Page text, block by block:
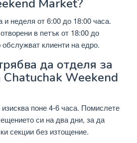
Market?
и неделя от 6:00 до 18:00 часа.
в петък от 18:00 до
клиенти на едро.
да отделя за
Weekend
поне 4-6 часа. Помислете
си на два дни, за да
секции без изтощение.